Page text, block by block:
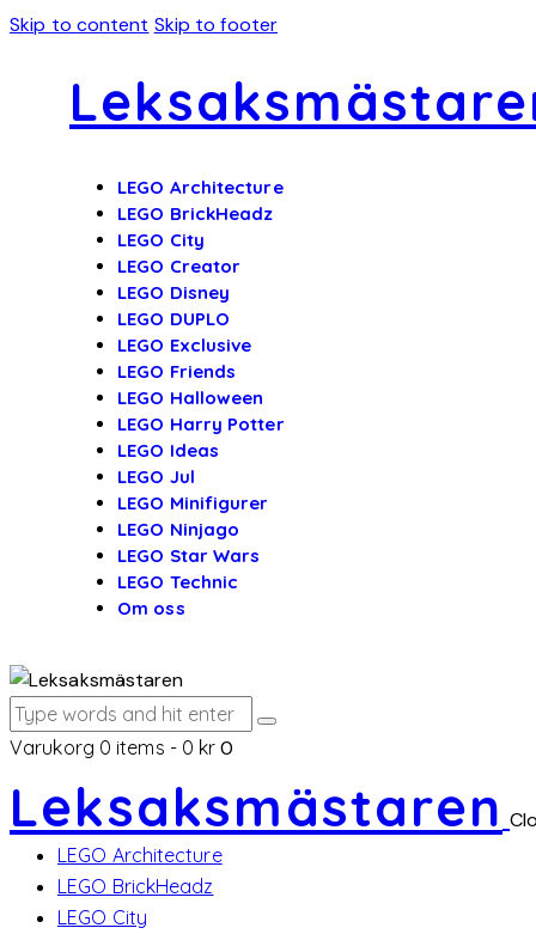
Skip to content Skip to footer
LEGO Architecture
LEGO BrickHeadz
LEGO City
LEGO Creator
LEGO Disney
LEGO DUPLO
LEGO Exclusive
LEGO Friends
LEGO Halloween
LEGO Harry Potter
LEGO Ideas
LEGO Jul
LEGO Minifigurer
LEGO Ninjago
LEGO Star Wars
LEGO Technic
Om oss
Varukorg 0 items - 0 kr 0
Leksaksmästaren
LEGO Architecture
LEGO BrickHeadz
LEGO City